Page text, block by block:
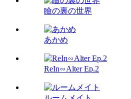
瞼の裏の世界
あかめ
ReIn∽Alter Ep.2